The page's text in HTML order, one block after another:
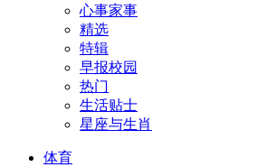
心事家事
精选
特辑
早报校园
热门
生活贴士
星座与生肖
体育